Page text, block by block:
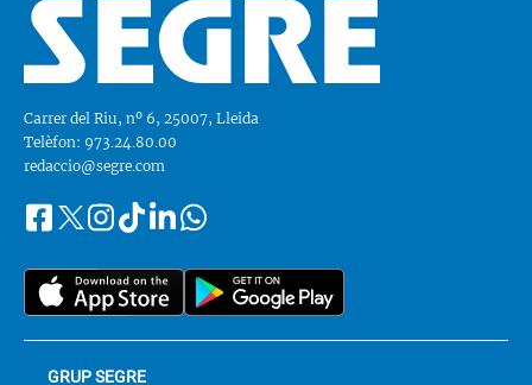
Carrer del Riu, nº 6, 25007, Lleida
Telèfon: 973.24.80.00
redaccio@segre.com
Segueix-
a::
FacebookInstagram
TiktokLinkedinWhatsapp
GRUP SEGRE